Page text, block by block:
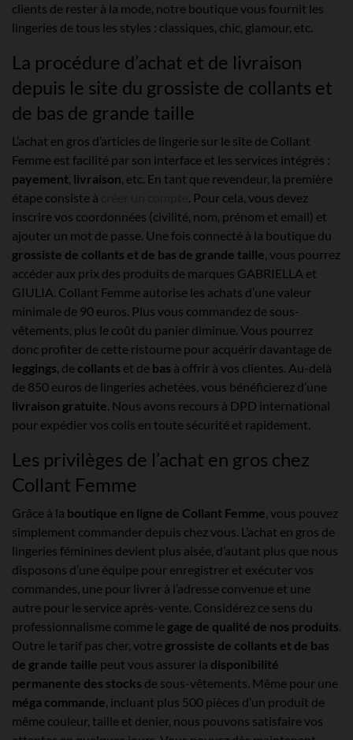
clients de rester à la mode, notre boutique vous fournit les
lingeries de tous les styles : classiques, chic, glamour, etc.
La procédure d’achat et de livraison
depuis le site du grossiste de collants et
de bas de grande taille
L’achat en gros d’articles de lingerie sur le site de Collant
Femme est facilité par son interface et les services intégrés :
payement, livraison, etc. En tant que revendeur, la première
étape consiste à
. Pour cela, vous devez
inscrire vos coordonnées (civilité, nom, prénom et email) et
ajouter un mot de passe. Une fois connecté à la boutique du
grossiste de collants et de bas de grande taille, vous pourrez
accéder aux prix des produits de marques GABRIELLA et
GIULIA. Collant Femme autorise les achats d’une valeur
minimale de 90 euros. Plus vous commandez de sous-
vêtements, plus le coût du panier diminue. Vous pourrez
donc profiter de cette ristourne pour acquérir davantage de
leggings, de collants et de bas à offrir à vos clientes. Au-delà
de 850 euros de lingeries achetées, vous bénéficierez d’une
livraison gratuite. Nous avons recours à DPD international
pour expédier vos colis en toute sécurité et rapidement.
Les privilèges de l’achat en gros chez
Collant Femme
Grâce à la boutique en ligne de Collant Femme, vous pouvez
simplement commander depuis chez vous. L’achat en gros de
lingeries féminines devient plus aisée, d’autant plus que nous
disposons d’une équipe pour enregistrer et exécuter vos
commandes, une pour livrer à l’adresse convenue et une
autre pour le service après-vente. Considérez ce sens du
professionnalisme comme le gage de qualité de nos produits.
Outre le tarif pas cher, votre grossiste de collants et de bas
de grande taille peut vous assurer la disponibilité
permanente des stocks de sous-vêtements. Même pour une
méga commande, incluant plus 500 pièces d’un produit de
même couleur, taille et denier, nous pouvons satisfaire vos